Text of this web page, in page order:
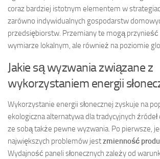
coraz bardziej istotnym elementem w
zarówno indywidualnych gospodarstw
przedsiębiorstw. Przemiany te mogą
wymiarze lokalnym, ale również na poziomie
Jakie są wyzwania związane z
wykorzystaniem energii
Wykorzystanie energii słonecznej zyskuje na
ekologiczna alternatywa dla tradycyjnych źródeł
ze sobą także pewne wyzwania. Po pierwsze,
największych problemów jestzmienność
Wydajność paneli słonecznych zależy od